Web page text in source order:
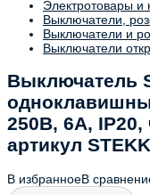
Электротовары
Выключатели,
Выключатели и
Выключатели
Выключатель
250В, 6А, IP20,
артикул
В избранноеВ